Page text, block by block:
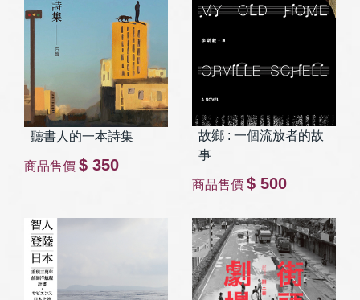
聽書人的一本詩集
商品售價 $ 350
故鄉 : 一個流放者的故
事
商品售價 $ 500